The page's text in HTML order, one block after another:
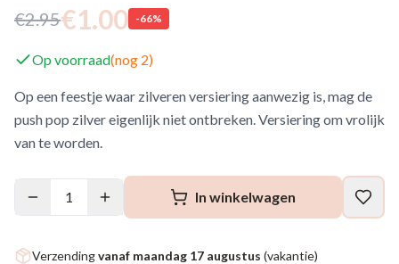
€2.95€1.00 -66%
Op voorraad(nog 2)
Op een feestje waar zilveren versiering aanwezig is, mag de
push pop zilver eigenlijk niet ontbreken. Versiering om vrolijk
van te worden.
1 In winkelwagen
Verzendingvanaf maandag 17 augustus (vakantie)